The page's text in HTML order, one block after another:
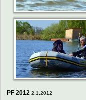
PF 2012 2.1.2012